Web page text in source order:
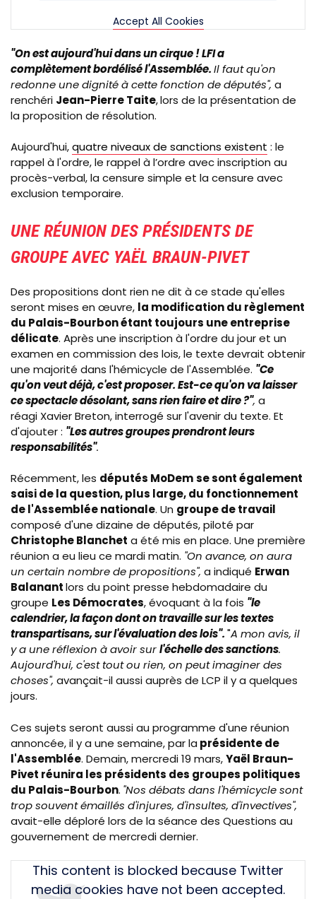
Accept All Cookies
"On est aujourd'hui dans un cirque ! LFI a
complètement bordélisé l'Assemblée.Il faut qu'on
redonne une dignité à cette fonction de députés", a
renchéri Jean-Pierre Taite,lors de la présentation de
la proposition de résolution.
Aujourd'hui,quatre niveaux de sanctions existent : le
rappel à l'ordre, le rappel à l’ordre avec inscription au
procès-verbal, la censure simple et la censure avec
exclusion temporaire.
UNE RÉUNION DES PRÉSIDENTS DE
GROUPE AVEC YAËL BRAUN-PIVET
Des propositions dont rien ne dit à ce stade qu'elles
seront mises en œuvre, la modification du règlement
du Palais-Bourbon étant toujours une entreprise
délicate. Après une inscription à l'ordre du jour et un
examen en commission des lois, le texte devrait obtenir
une majorité dans l'hémicycle de l'Assemblée. "Ce
qu'on veut déjà, c'est proposer. Est-ce qu'on va laisser
ce spectacle désolant, sans rien faire et dire ?", a
réagi Xavier Breton, interrogé sur l'avenir du texte. Et
d'ajouter : "Les autres groupes prendront leurs
responsabilités".
Récemment, les députés MoDemse sont également
saisi de la question, plus large, du fonctionnement
de l'Assemblée nationale. Un groupe de travail
composé d'une dizaine de députés, piloté par
Christophe Blanchet a été mis en place. Une première
réunion a eu lieu ce mardi matin. "On avance, on aura
un certain nombre de propositions", a indiqué Erwan
Balanantlors du point presse hebdomadaire du
groupe Les Démocrates, évoquant à la fois "le
calendrier, la façon dont on travaille sur les textes
transpartisans, sur l'évaluation des lois"."A mon avis, il
y a une réflexion à avoir surl'échelle des sanctions.
Aujourd'hui, c'est tout ou rien, on peut imaginer des
choses", avançait-il aussi auprès de LCP il y a quelques
jours.
Ces sujets seront aussi au programme d'une réunion
annoncée, il y a une semaine, par la présidente de
l'Assemblée. Demain, mercredi 19 mars,Yaël Braun-
Pivet réunira les présidents des groupes politiques
du Palais-Bourbon. "Nos débats dans l'hémicycle sont
trop souvent émaillés d'injures, d'insultes, d'invectives",
avait-elle déploré lors de la séance des Questions au
gouvernement de mercredi dernier.
TweetThis content is blocked because Twitter
media cookies have not been accepted.